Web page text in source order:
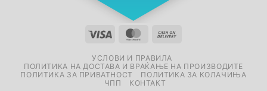
УСЛОВИ И ПРАВИЛА
ПОЛИТИКА НА ДОСТАВА И ВРАЌАЊЕ НА ПРОИЗВОДИТЕ
ПОЛИТИКА ЗА ПРИВАТНОСТ
ПОЛИТИКА ЗА КОЛАЧИЊА
ЧПП
КОНТАКТ